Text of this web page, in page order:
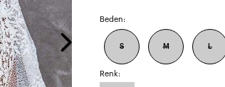
Beden:
S M L
Renk: